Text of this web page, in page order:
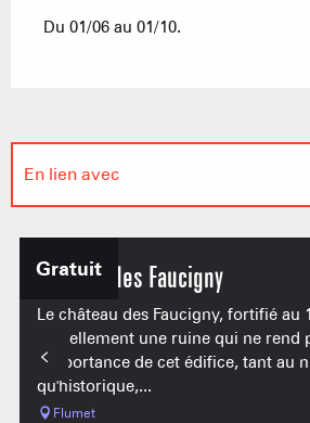
Du 01/06 au 01/10.
En lien avec
Se trouve au départ de...
Gratuit
Château des Faucigny
Le château des Faucigny, fortifié au
actuellement une ruine qui ne rend
l'importance de cet édifice, tant au
qu'historique,...
Flumet